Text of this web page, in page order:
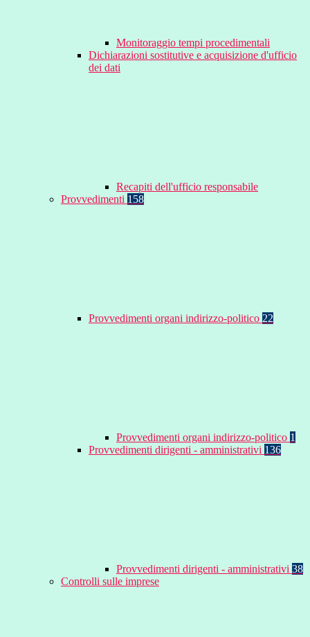
Monitoraggio tempi procedimentali
Dichiarazioni sostitutive e acquisizione d'ufficio
dei dati
Recapiti dell'ufficio responsabile
Provvedimenti 158
Provvedimenti organi indirizzo-politico 22
Provvedimenti organi indirizzo-politico 1
Provvedimenti dirigenti - amministrativi 136
Provvedimenti dirigenti - amministrativi 38
Controlli sulle imprese